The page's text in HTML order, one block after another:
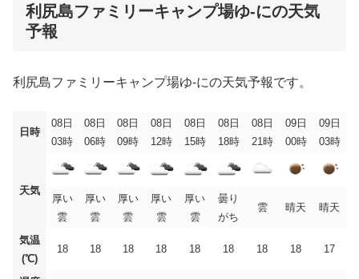
利尻島ファミリーキャンプ場ゆ-にの天気
予報
利尻島ファミリーキャンプ場ゆ-にの天気予報です。
日時
08日
03時
08日
06時
08日
09時
08日
12時
08日
15時
08日
18時
08日
21時
09日
00時
09日
03時
天気
厚い
雲
厚い
雲
厚い
雲
厚い
雲
厚い
雲
曇り
がち
雲 晴天 晴天
気温
(℃)
18 18 18 18 18 18 18 18 17